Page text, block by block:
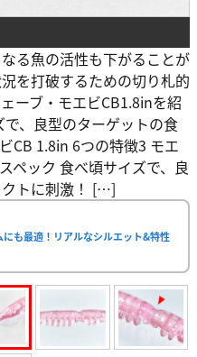
る魚の活性も下がることが
を打破するための切り札的
ーブ・モエビCB1.8inを紹
、良型のターゲットの食
CB 1.8in 6つの特徴3 モエ
ペック 食べ頃サイズで、良
トに刺激！ […]
にも最適！リアルなシルエット&特性